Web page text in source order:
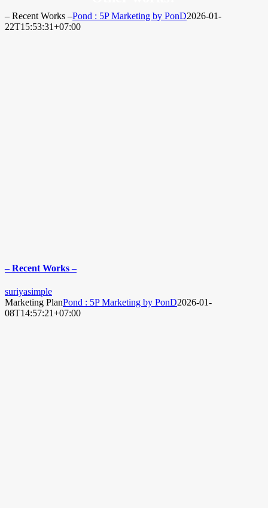
– Recent Works –Pond : 5P Marketing by PonD2026-01-
22T15:53:31+07:00
– Recent Works –
suriyasimple
Marketing PlanPond : 5P Marketing by PonD2026-01-
08T14:57:21+07:00